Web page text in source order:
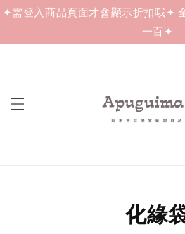
✦需登入商品頁面才會顯示折扣哦✦
一百✦
化緣